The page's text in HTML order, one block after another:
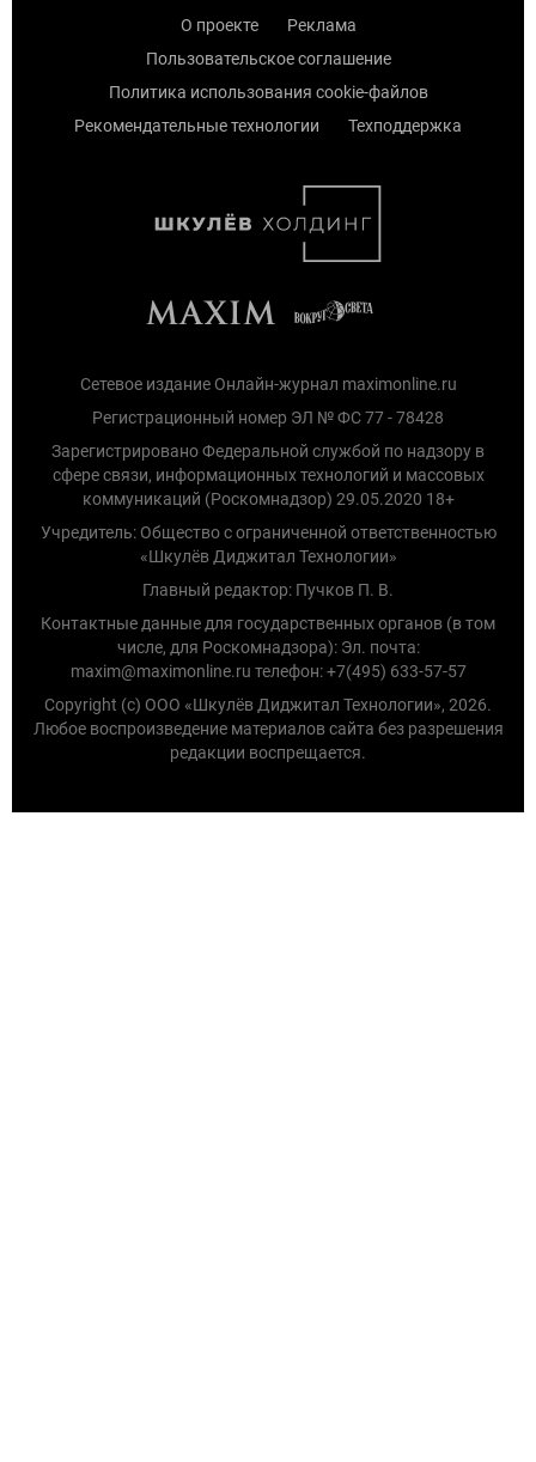
О проекте
Реклама
Пользовательское соглашение
Политика использования cookie-файлов
Рекомендательные технологии
Техподдержка
Сетевое издание Онлайн-журнал maximonline.ru
Регистрационный номер ЭЛ № ФС 77 - 78428
Зарегистрировано Федеральной службой по надзору в
сфере связи, информационных технологий и массовых
коммуникаций (Роскомнадзор) 29.05.2020 18+
Учредитель: Общество с ограниченной ответственностью
«Шкулёв Диджитал Технологии»
Главный редактор: Пучков П. В.
Контактные данные для государственных органов (в том
числе, для Роскомнадзора): Эл. почта:
maxim@maximonline.ru телефон: +7(495) 633-57-57
Copyright (с) ООО «Шкулёв Диджитал Технологии», 2026.
Любое воспроизведение материалов сайта без разрешения
редакции воспрещается.